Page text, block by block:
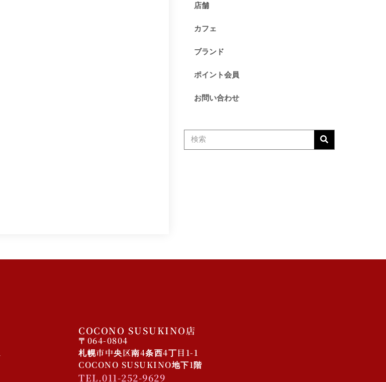
店舗
カフェ
ブランド
ポイント会員
お問い合わせ
COCONO SUSUKINO店
〒064-0804
札幌市中央区南4条西4丁目1-1
COCONO SUSUKINO地下1階
TEL.011-252-9629